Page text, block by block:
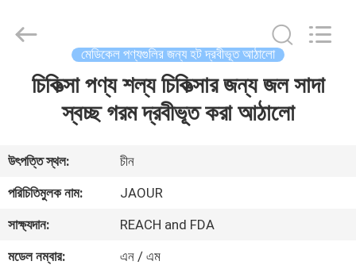
আমাদের
সম্পর্কে
Adhesive
Products
Reserved.
মেডিকেল পণ্যগুলির জন্য হট দ্রবীভূত আঠালো
চিকিত্সা পণ্য শল্য চিকিত্সার জন্য জল সাদা
স্বচ্ছ গরম দ্রবীভূত করা আঠালো
উৎপত্তি স্থল:
চীন
পরিচিতিমুলক নাম:
JAOUR
সাক্ষ্যদান:
REACH and FDA
মডেল নম্বার:
এন / এম